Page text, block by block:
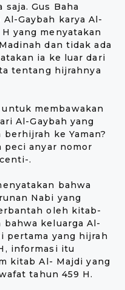
Gus Baha
Gaybah karya Al-
yang menyatakan
dan tidak ada
ia ke luar dari
tentang hijrahnya
membawakan
Al-Gaybah yang
ke Yaman?
peci anyar nomor
.
bahwa
Nabi yang
oleh kitab-
keluarga Al-
pertama yang hijrah
informasi itu
kitab Al- Majdi yang
tahun 459 H.